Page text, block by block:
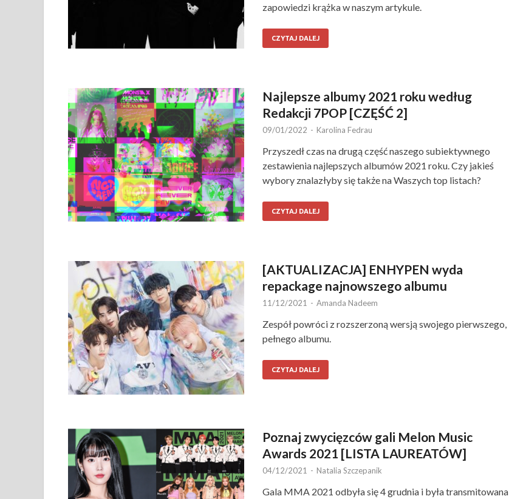
zapowiedzi krążka w naszym artykule.
CZYTAJ DALEJ
Najlepsze albumy 2021 roku według
Redakcji 7POP [CZĘŚĆ 2]
09/01/2022 - Karolina Fedrau
Przyszedł czas na drugą część naszego subiektywnego
zestawienia najlepszych albumów 2021 roku. Czy jakieś
wybory znalazłyby się także na Waszych top listach?
CZYTAJ DALEJ
[AKTUALIZACJA] ENHYPEN wyda
repackage najnowszego albumu
11/12/2021 - Amanda Nadeem
Zespół powróci z rozszerzoną wersją swojego pierwszego,
pełnego albumu.
CZYTAJ DALEJ
Poznaj zwycięzców gali Melon Music
Awards 2021 [LISTA LAUREATÓW]
04/12/2021 - Natalia Szczepanik
Gala MMA 2021 odbyła się 4 grudnia i była transmitowana